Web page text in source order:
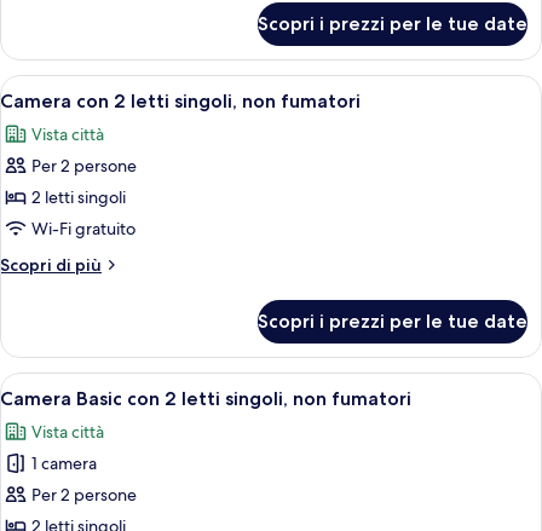
singoli,
non
fumatori
con
letti
non
fumatori
Scopri i prezzi per le tue date
Apri
tutte
le
foto
per
Camera
con
2
singoli,
non
fumatori
Una piscina con lettini e ombrelloni,
9
Camera con 2 letti singoli, non fumatori
Vista città
Per 2 persone
2 letti singoli
Wi-Fi gratuito
Scopri di più
Altri
con
letti
non
fumatori
Scopri i prezzi per le tue date
Apri
tutte
le
foto
per
Camera
Una piscina con lettini e ombrelloni,
9
Camera Basic con 2 letti singoli, non fumatori
Vista città
1 camera
Per 2 persone
2 letti singoli